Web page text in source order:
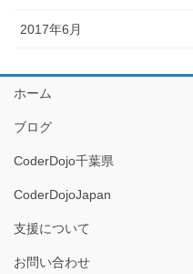
2017年6月
ホーム
ブログ
CoderDojo千葉県
CoderDojoJapan
支援について
お問い合わせ